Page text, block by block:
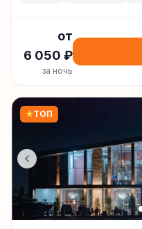
от
6 050 ₽
за ночь
★ТОП